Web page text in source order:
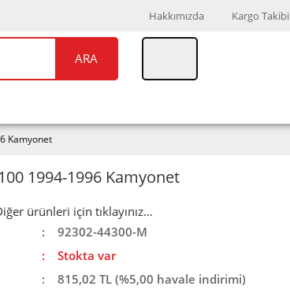
Hakkımızda Kargo Takibi
ARA
Kamyonet
1994-1996 Kamyonet
ürünleri için tıklayınız...
92302-44300-M
Stokta var
815,02 TL (%5,00 havale indirimi)